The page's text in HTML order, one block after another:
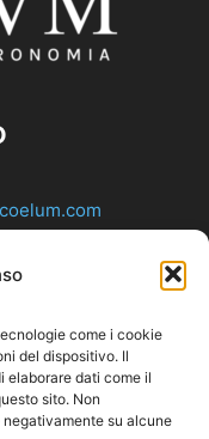
come i cookie
del dispositivo. Il
elaborare dati come il
sito. Non
su alcune